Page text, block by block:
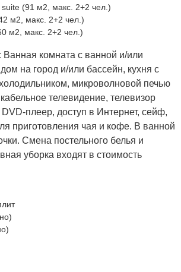
(91 м2, макс. 2+2 чел.)
м2, макс. 2+2 чел.)
м2, макс. 2+2 чел.)
Ванная комната с ванной и/или
на город и/или бассейн, кухня с
микроволновой печью
телевидение, телевизор
плеер, доступ в Интернет, сейф,
приготовления чая и кофе. В ванной
Смена постельного белья и
уборка входят в стоимость